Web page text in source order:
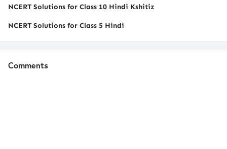
NCERT Solutions for Class 10 Hindi Kshitiz
NCERT Solutions for Class 5 Hindi
Comments